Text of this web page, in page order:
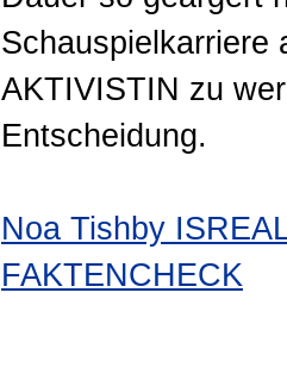
Schauspielkarriere
AKTIVISTIN zu
Entscheidung.
Noa Tishby
FAKTENCHECK